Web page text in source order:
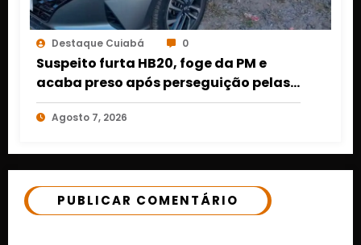
Destaque Cuiabá 0
Suspeito furta HB20, foge da PM e
acaba preso após perseguição pelas
ruas de Cuiabá
Agosto 7, 2026
PUBLICAR COMENTÁRIO